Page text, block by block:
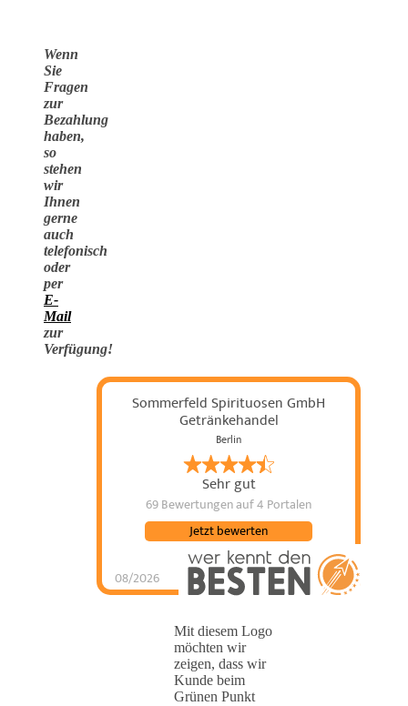
Wenn
Sie
Fragen
zur
Bezahlung
haben,
so
stehen
wir
Ihnen
gerne
auch
telefonisch
oder
per
E-
Mail
zur
Verfügung!
Sommerfeld Spirituosen GmbH
Getränkehandel
Berlin
Sehr gut
69 Bewertungenauf 4 Portalen
08/2026
Jetzt bewerten
Mit diesem Logo
möchten wir
zeigen, dass wir
Kunde beim
Grünen Punkt